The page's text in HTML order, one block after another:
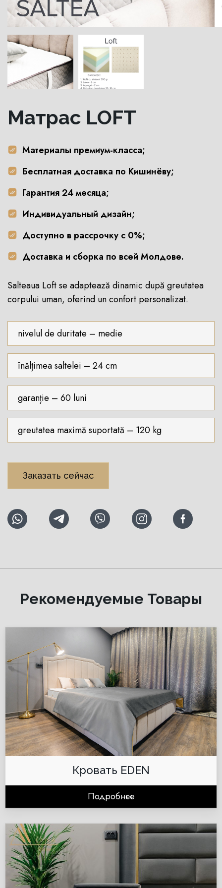
Матрас LOFT
Материалы премиум-класса;
Бесплатная доставка по Кишинёву;
Гарантия 24 месяца;
Индивидуальный дизайн;
Доступно в рассрочку с 0%;
Доставка и сборка по всей Молдове.
Salteaua Loft se adaptează dinamic după greutatea
corpului uman, oferind un confort personalizat.
nivelul de duritate – medie
înălțimea saltelei – 24 cm
garanție – 60 luni
greutatea maximă suportată – 120 kg
Заказать сейчас
Рекомендуемые Товары
Кровать EDEN
Подробнее